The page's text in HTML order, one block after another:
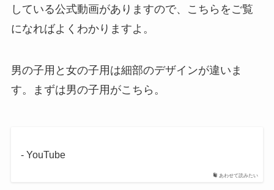
している公式動画がありますので、こちらをご覧
になればよくわかりますよ。
男の子用と女の子用は細部のデザインが違いま
す。まずは男の子用がこちら。
あわせて読みたい
- YouTube